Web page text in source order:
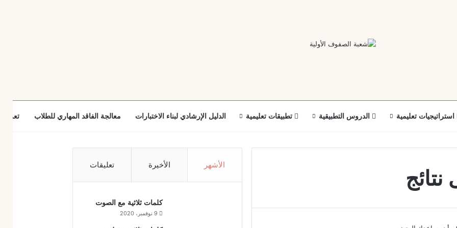
استراتيجيات تعليمية الدروس التطبيقية تطبيقات تعليمية الدليل الإرشادي لبناء الاختبارات معالجة الفاقد المهاري للطلاب تعزيز
الأشهر الأخيرة تعليقات
كلمات ثلاثية مع الصوت
9 نوفمبر، 2020